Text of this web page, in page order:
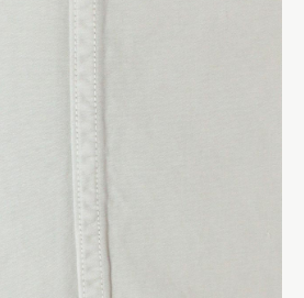
Le etichette
La nostra storia
Lavora con noi
Share our fabrics